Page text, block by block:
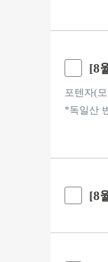
[8
포텐자(
*독일산
[8